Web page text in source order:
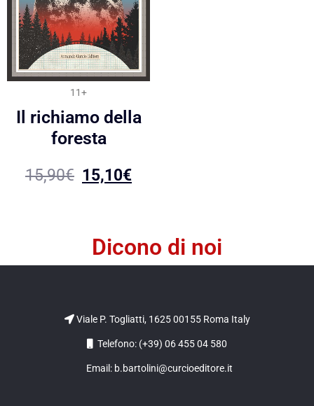
11+
Il richiamo della
foresta
15,90€ 15,10€
Dicono di noi
Viale P. Togliatti, 1625 00155 Roma Italy
Telefono: (+39) 06 455 04 580
Email: b.bartolini@curcioeditore.it